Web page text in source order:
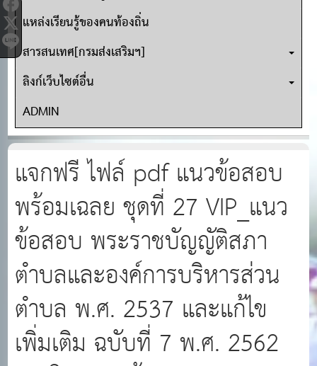
แหล่งเรียนรู้ของคนท้องถิ่น
สารสนเทศ[กรมส่งเสริมฯ]
ลิงก์เว็บไซต์อื่น
ADMIN
แจกฟรี ไฟล์ pdf แนวข้อสอบ
พร้อมเฉลย ชุดที่ 27 VIP_แนว
ข้อสอบ พระราชบัญญัติสภา
ตำบลและองค์การบริหารส่วน
ตำบล พ.ศ. 2537 และแก้ไข
เพิ่มเติม ฉบับที่ 7 พ.ศ. 2562